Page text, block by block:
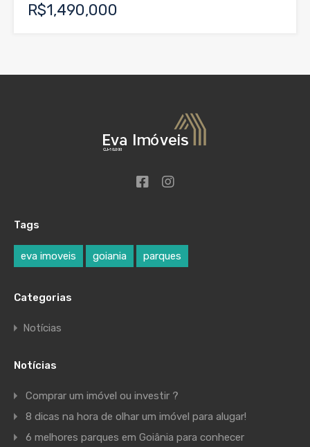
R$1,490,000
Tags
eva imoveis goiania parques
Categorias
Notícias
Notícias
Comprar um imóvel ou investir ?
8 dicas na hora de olhar um imóvel para alugar!
6 melhores parques em Goiânia para conhecer